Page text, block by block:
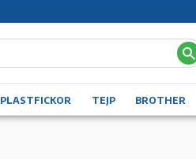
PLASTFICKOR TEJP BROTHER